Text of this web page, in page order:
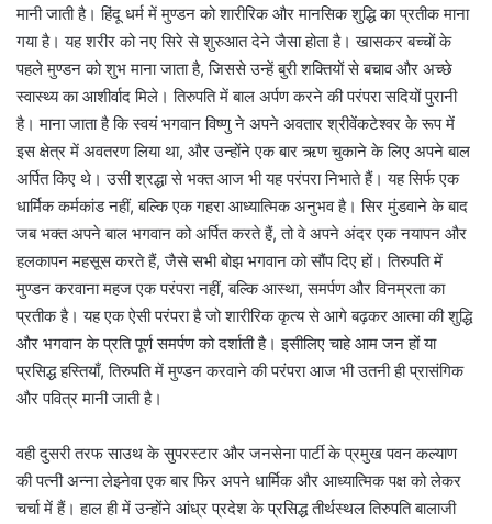
मानी जाती है। हिंदू धर्म में मुण्डन को शारीरिक और मानसिक शुद्धि का प्रतीक माना
गया है। यह शरीर को नए सिरे से शुरुआत देने जैसा होता है। खासकर बच्चों के
पहले मुण्डन को शुभ माना जाता है, जिससे उन्हें बुरी शक्तियों से बचाव और अच्छे
स्वास्थ्य का आशीर्वाद मिले। तिरुपति में बाल अर्पण करने की परंपरा सदियों पुरानी
है। माना जाता है कि स्वयं भगवान विष्णु ने अपने अवतार श्रीवेंकटेश्वर के रूप में
इस क्षेत्र में अवतरण लिया था, और उन्होंने एक बार ऋण चुकाने के लिए अपने बाल
अर्पित किए थे। उसी श्रद्धा से भक्त आज भी यह परंपरा निभाते हैं। यह सिर्फ एक
धार्मिक कर्मकांड नहीं, बल्कि एक गहरा आध्यात्मिक अनुभव है। सिर मुंडवाने के बाद
जब भक्त अपने बाल भगवान को अर्पित करते हैं, तो वे अपने अंदर एक नयापन और
हलकापन महसूस करते हैं, जैसे सभी बोझ भगवान को सौंप दिए हों। तिरुपति में
मुण्डन करवाना महज एक परंपरा नहीं, बल्कि आस्था, समर्पण और विनम्रता का
प्रतीक है। यह एक ऐसी परंपरा है जो शारीरिक कृत्य से आगे बढ़कर आत्मा की शुद्धि
और भगवान के प्रति पूर्ण समर्पण को दर्शाती है। इसीलिए चाहे आम जन हों या
प्रसिद्ध हस्तियाँ, तिरुपति में मुण्डन करवाने की परंपरा आज भी उतनी ही प्रासंगिक
और पवित्र मानी जाती है।
वही दुसरी तरफ साउथ के सुपरस्टार और जनसेना पार्टी के प्रमुख पवन कल्याण
की पत्नी अन्ना लेझ्नेवा एक बार फिर अपने धार्मिक और आध्यात्मिक पक्ष को लेकर
चर्चा में हैं। हाल ही में उन्होंने आंध्र प्रदेश के प्रसिद्ध तीर्थस्थल तिरुपति बालाजी